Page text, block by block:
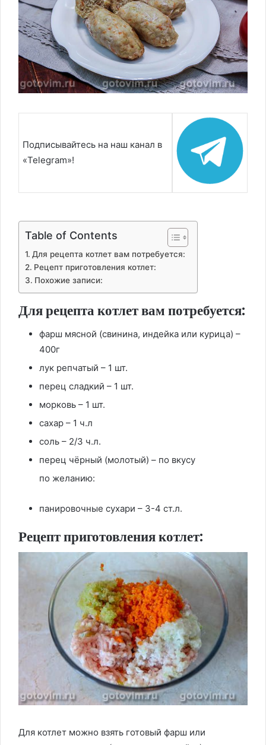
Подписывайтесь на наш канал в
«Telegram»!
Table of Contents
Для рецепта котлет вам потребуется:
Рецепт приготовления котлет:
Похожие записи:
Для рецепта котлет вам потребуется:
фарш мясной (свинина, индейка или курица) –
400г
лук репчатый – 1 шт.
перец сладкий – 1 шт.
морковь – 1 шт.
сахар – 1 ч.л
соль – 2/3 ч.л.
перец чёрный (молотый) – по вкусу
по желанию:
панировочные сухари – 3-4 ст.л.
Рецепт приготовления котлет:
Для котлет можно взять готовый фарш или